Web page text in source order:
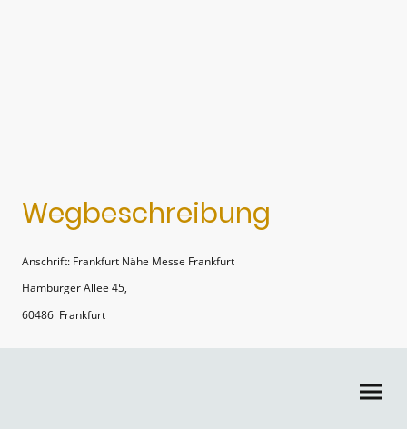
Wegbeschreibung
Anschrift: Frankfurt Nähe Messe Frankfurt
Hamburger Allee 45,
60486 Frankfurt